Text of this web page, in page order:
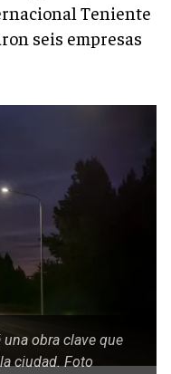
Teniente
seis empresas
obra clave que
ciudad. Foto